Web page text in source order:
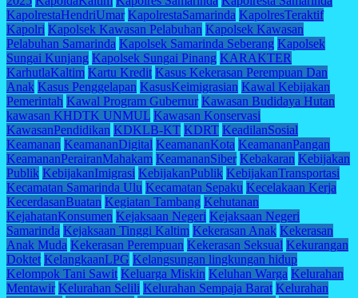
KapolrestaHendriUmar KapolrestaSamarinda KapolresTeraktif
Kapolri Kapolsek Kawasan Pelabuhan Kapolsek Kawasan
Pelabuhan Samarinda Kapolsek Samarinda Seberang Kapolsek
Sungai Kunjang Kapolsek Sungai Pinang KARAKTER
KarhutlaKaltim Kartu Kredit Kasus Kekerasan Perempuan Dan
Anak Kasus Penggelapan KasusKeimigrasian Kawal Kebijakan
Pemerintah Kawal Program Gubernur Kawasan Budidaya Hutan
kawasan KHDTK UNMUL Kawasan Konservasi
KawasanPendidikan KDKLB-KT KDRT KeadilanSosial
Keamanan KeamananDigital KeamananKota KeamananPangan
KeamananPerairanMahakam KeamananSiber Kebakaran Kebijakan
Publik KebijakanImigrasi KebijakanPublik KebijakanTransportasi
Kecamatan Samarinda Ulu Kecamatan Sepaku Kecelakaan Kerja
KecerdasanBuatan Kegiatan Tambang Kehutanan
KejahatanKonsumen Kejaksaan Negeri Kejaksaan Negeri
Samarinda Kejaksaan Tinggi Kaltim Kekerasan Anak Kekerasan
Anak Muda Kekerasan Perempuan Kekerasan Seksual Kekurangan
Doktet KelangkaanLPG Kelangsungan lingkungan hidup
Kelompok Tani Sawit Keluarga Miskin Keluhan Warga Kelurahan
Mentawir Kelurahan Selili Kelurahan Sempaja Barat Kelurahan